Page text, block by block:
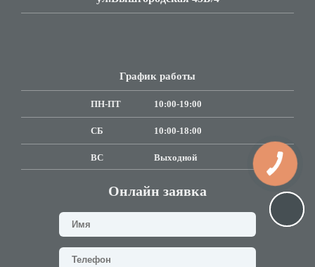
График работы
ПН-ПТ 10:00-19:00
СБ 10:00-18:00
ВC Выходной
Онлайн заявка